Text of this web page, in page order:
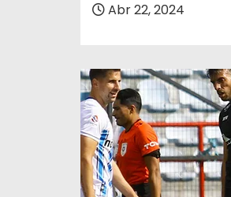
Abr 22, 2024